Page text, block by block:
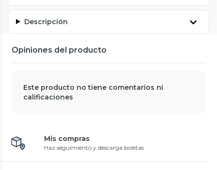
Descripción
Opiniones del producto
Este producto no tiene comentarios ni
calificaciones
Mis compras
Haz seguimiento y descarga boletas